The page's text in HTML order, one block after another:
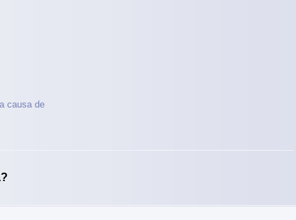
causa de